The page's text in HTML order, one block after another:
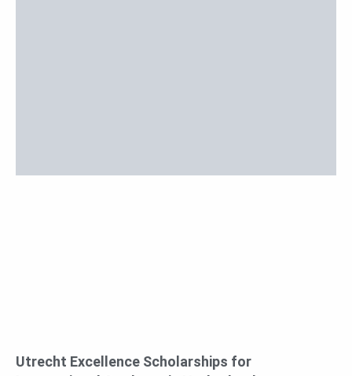
Utrecht Excellence Scholarships for